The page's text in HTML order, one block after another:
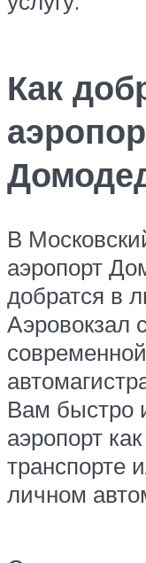
Как
В
аэропорт
добратся в
Аэровокзал
Вам быстро
аэропорт
транспорте
личном